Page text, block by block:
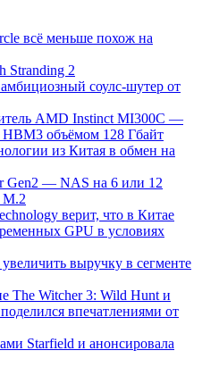
всё меньше похож на
Stranding 2
соулс-шутер от
AMD Instinct MI300C —
объёмом 128 Гбайт
из Китая в обмен на
Gen2 — NAS на 6 или 12
M.2
верит, что в Китае
GPU в условиях
выручку в сегменте
The Witcher 3: Wild Hunt и
впечатлениями от
Starfield и анонсировала